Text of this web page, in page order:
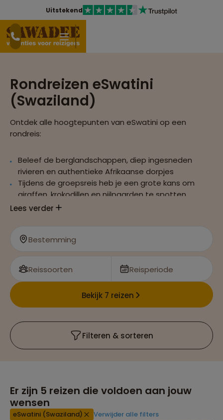
Uitstekend
Rondreizen eSwatini
(Swaziland)
Ontdek alle hoogtepunten van eSwatini op een
rondreis:
Beleef de berglandschappen, diep ingesneden
rivieren en authentieke Afrikaanse dorpjes
Tijdens de groepsreis heb je een grote kans om
giraffen, krokodillen en nijlpaarden te spotten
Leer tijdens de groepsreis alles over de Swazi's,
Lees verder
Bestemming
Reissoorten Reisperiode
Bekijk 7 reizen
Filteren & sorteren
Er zijn 5 reizen die voldoen aan jouw
wensen
eSwatini (Swaziland) Verwijder alle filters